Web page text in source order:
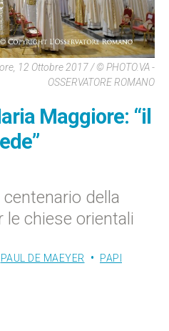
12 Ottobre 2017 / © PHOTO.VA -
OSSERVATORE ROMANO
Maggiore: “il
della
le chiese orientali
PAUL DE MAEYER PAPI